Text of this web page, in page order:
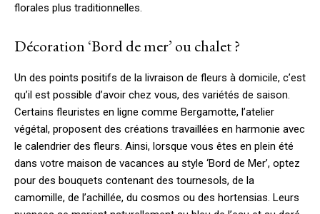
florales plus traditionnelles.
Décoration ‘Bord de mer’ ou chalet ?
Un des points positifs de la livraison de fleurs à domicile, c’est
qu’il est possible d’avoir chez vous, des variétés de saison.
Certains fleuristes en ligne comme Bergamotte, l’atelier
végétal, proposent des créations travaillées en harmonie avec
le calendrier des fleurs. Ainsi, lorsque vous êtes en plein été
dans votre maison de vacances au style ‘Bord de Mer’, optez
pour des bouquets contenant des tournesols, de la
camomille, de l’achillée, du cosmos ou des hortensias. Leurs